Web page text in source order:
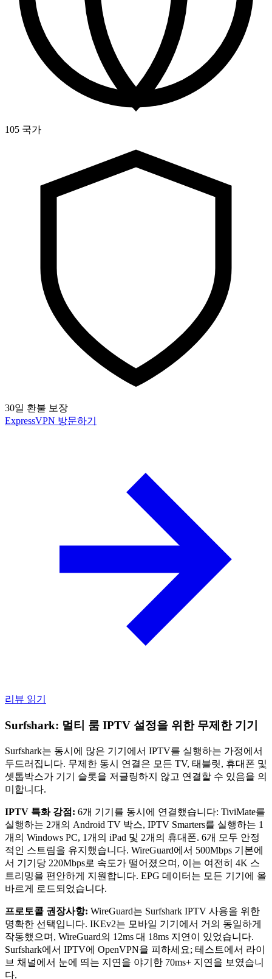
105 국가
30일 환불 보장
ExpressVPN 방문하기
리뷰 읽기
Surfshark: 멀티 룸 IPTV 설정을 위한 무제한 기기
Surfshark는 동시에 많은 기기에서 IPTV를 실행하는 가정에서
두드러집니다. 무제한 동시 연결은 모든 TV, 태블릿, 휴대폰 및
셋톱박스가 기기 슬롯을 저글링하지 않고 연결할 수 있음을 의
미합니다.
IPTV 특화 강점: 6개 기기를 동시에 연결했습니다: TiviMate를
실행하는 2개의 Android TV 박스, IPTV Smarters를 실행하는 1
개의 Windows PC, 1개의 iPad 및 2개의 휴대폰. 6개 모두 안정
적인 스트림을 유지했습니다. WireGuard에서 500Mbps 기본에
서 기기당 220Mbps로 속도가 떨어졌으며, 이는 여전히 4K 스
트리밍을 편안하게 지원합니다. EPG 데이터는 모든 기기에 올
바르게 로드되었습니다.
프로토콜 권장사항: WireGuard는 Surfshark IPTV 사용을 위한
명확한 선택입니다. IKEv2는 모바일 기기에서 거의 동일하게
작동했으며, WireGuard의 12ms 대 18ms 지연이 있었습니다.
Surfshark에서 IPTV에 OpenVPN을 피하세요; 테스트에서 라이
브 채널에서 눈에 띄는 지연을 야기한 70ms+ 지연을 보였습니
다.